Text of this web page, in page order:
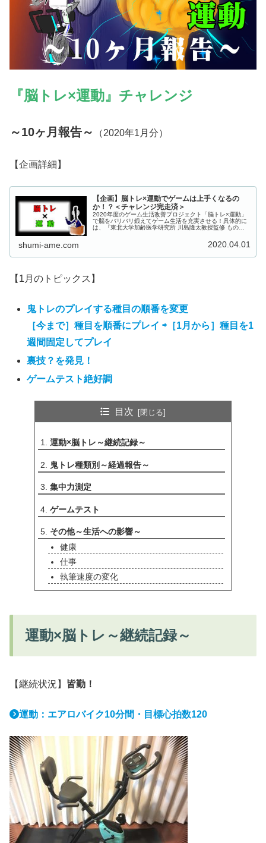
『脳トレ×運動』チャレンジ
～10ヶ月報告～ （2020年1月分）
【企画詳細】
【企画】脳トレ×運動でゲームは上手くなるの
か！？＜チャレンジ完走済＞
2020年度のゲーム生活改善プロジェクト「脳トレ×運動」
で脳をバリバリ鍛えてゲーム生活を充実させる！具体的に
は、『東北大学加齢医学研究所 川島隆太教授監修 ものす
shumi-ame.com 2020.04.01
【1月のトピックス】
鬼トレのプレイする種目の順番を変更
［今まで］種目を順番にプレイ ⇨［1月から］種目を1
週間固定してプレイ
裏技？を発見！
ゲームテスト絶好調
目次
運動×脳トレ～継続記録～
鬼トレ種類別～経過報告～
集中力測定
ゲームテスト
その他～生活への影響～
健康
仕事
執筆速度の変化
運動×脳トレ～継続記録～
【継続状況】 皆勤！
運動：エアロバイク10分間・目標心拍数120